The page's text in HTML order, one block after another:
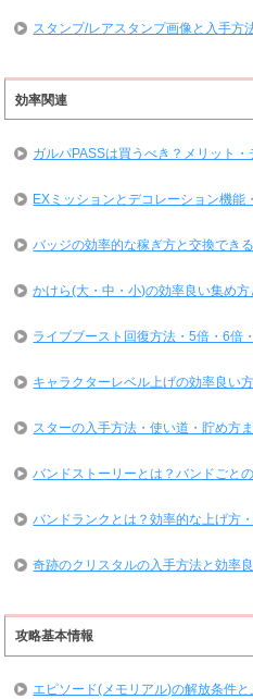
スタンプ/レアスタンプ画像と入手方
効率関連
ガルパPASSは買うべき？メリット
EXミッションとデコレーション機能
バッジの効率的な稼ぎ方と交換でき
かけら(大・中・小)の効率良い集め
ライブブースト回復方法・5倍・6倍
キャラクターレベル上げの効率良い
スターの入手方法・使い道・貯め方
バンドストーリーとは？バンドごと
バンドランクとは？効率的な上げ方
奇跡のクリスタルの入手方法と効率
攻略基本情報
エピソード(メモリアル)の解放条件